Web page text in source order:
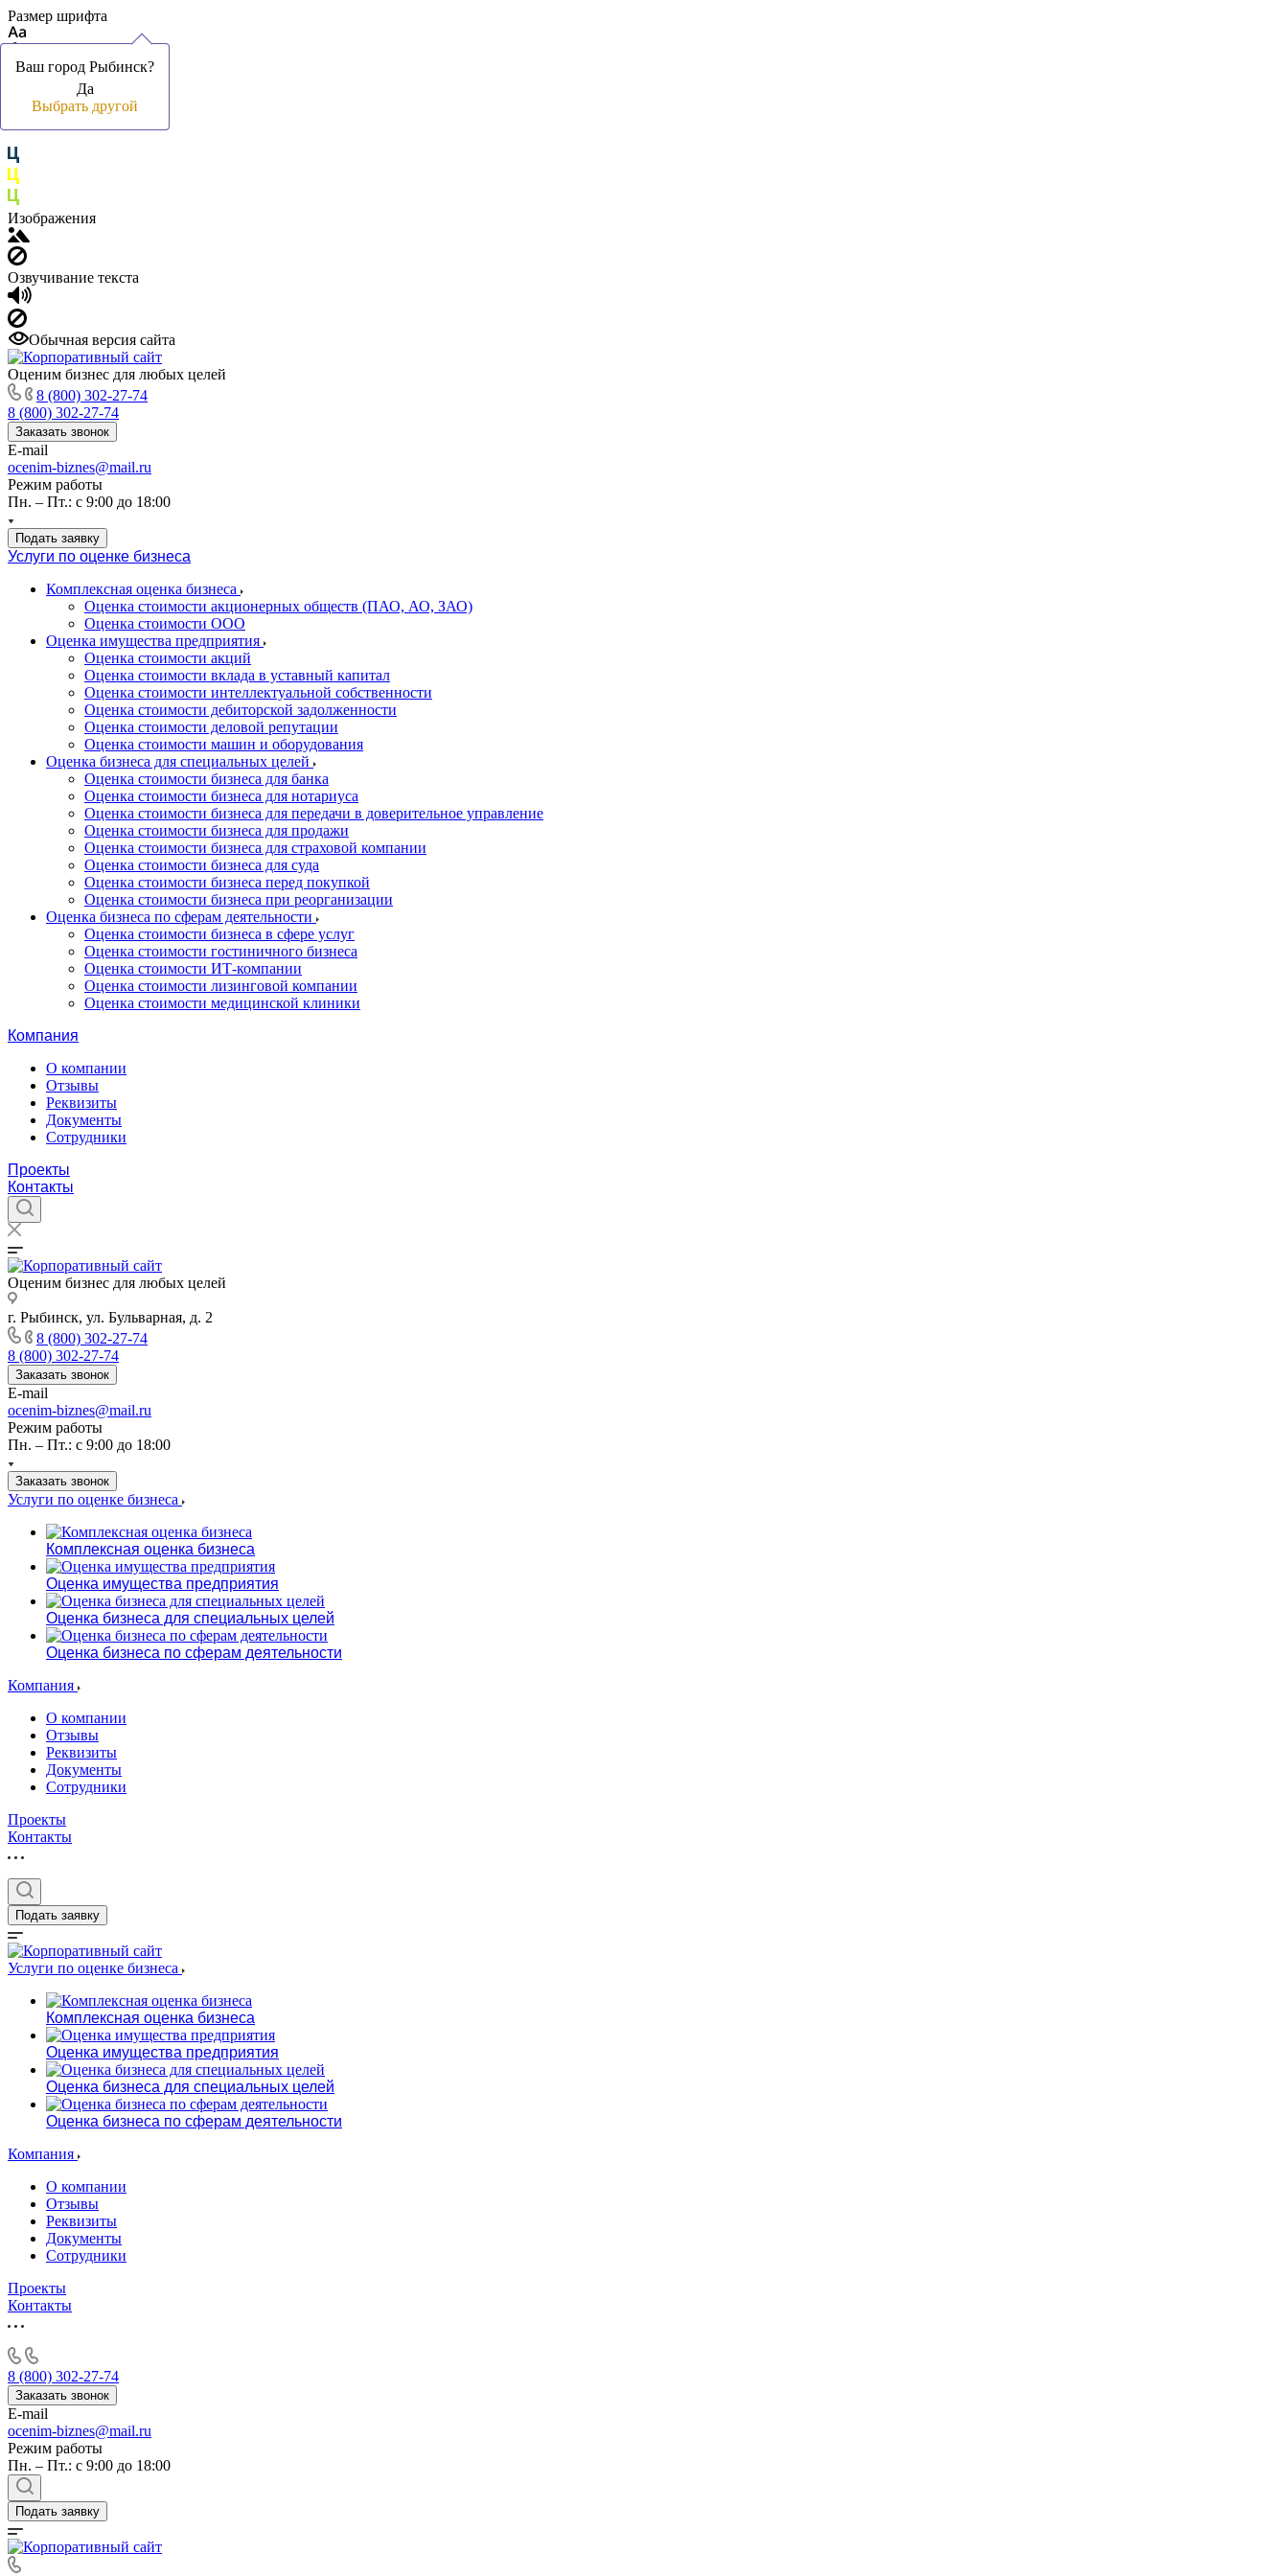
Размер шрифта
Цвет фона и шрифта
Изображения
Озвучивание текста
Обычная версия сайта
Оценим бизнес для любых целей
8 (800) 302-27-74
8 (800) 302-27-74
Заказать звонок
E-mail
ocenim-biznes@mail.ru
Режим работы
Пн. – Пт.: с 9:00 до 18:00
Подать заявку
Услуги по оценке бизнеса
Комплексная оценка бизнеса
Оценка стоимости акционерных обществ (ПАО, АО, ЗАО)
Оценка стоимости ООО
Оценка имущества предприятия
Оценка стоимости акций
Оценка стоимости вклада в уставный капитал
Оценка стоимости интеллектуальной собственности
Оценка стоимости дебиторской задолженности
Оценка стоимости деловой репутации
Оценка стоимости машин и оборудования
Оценка бизнеса для специальных целей
Оценка стоимости бизнеса для банка
Оценка стоимости бизнеса для нотариуса
Оценка стоимости бизнеса для передачи в доверительное управление
Оценка стоимости бизнеса для продажи
Оценка стоимости бизнеса для страховой компании
Оценка стоимости бизнеса для суда
Оценка стоимости бизнеса перед покупкой
Оценка стоимости бизнеса при реорганизации
Оценка бизнеса по сферам деятельности
Оценка стоимости бизнеса в сфере услуг
Оценка стоимости гостиничного бизнеса
Оценка стоимости ИТ-компании
Оценка стоимости лизинговой компании
Оценка стоимости медицинской клиники
Компания
О компании
Отзывы
Реквизиты
Документы
Сотрудники
Проекты
Контакты
Оценим бизнес для любых целей
г. Рыбинск, ул. Бульварная, д. 2
Ваш город Рыбинск?
Да
Выбрать другой
8 (800) 302-27-74
8 (800) 302-27-74
Заказать звонок
E-mail
ocenim-biznes@mail.ru
Режим работы
Пн. – Пт.: с 9:00 до 18:00
Заказать звонок
Услуги по оценке бизнеса
Комплексная оценка бизнеса
Оценка имущества предприятия
Оценка бизнеса для специальных целей
Оценка бизнеса по сферам деятельности
Компания
О компании
Отзывы
Реквизиты
Документы
Сотрудники
Проекты
Контакты
Подать заявку
Услуги по оценке бизнеса
Комплексная оценка бизнеса
Оценка имущества предприятия
Оценка бизнеса для специальных целей
Оценка бизнеса по сферам деятельности
Компания
О компании
Отзывы
Реквизиты
Документы
Сотрудники
Проекты
Контакты
8 (800) 302-27-74
Заказать звонок
E-mail
ocenim-biznes@mail.ru
Режим работы
Пн. – Пт.: с 9:00 до 18:00
Подать заявку
Ваш город Рыбинск?
Да
Выбрать другой
Абакан
Абдулино
Абинск
Азов
Аксай